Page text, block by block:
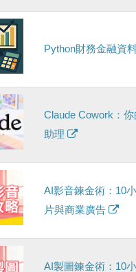
Python財務金融資
Claude Cowork：
助理
AI影音鍊金術：10
片與商業廣告
AI製圖鍊金術：10